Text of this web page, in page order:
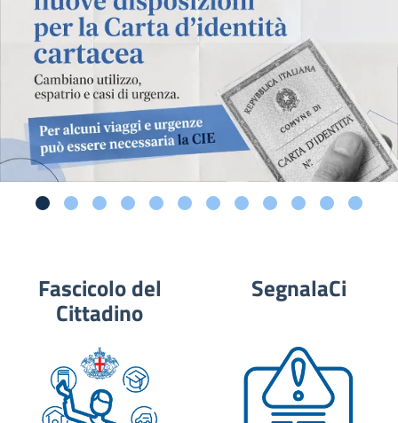
Fascicolo del
Cittadino
SegnalaCi